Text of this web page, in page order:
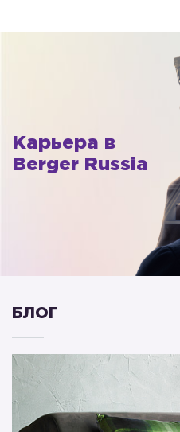
Карьера в
Berger Russia
БЛОГ